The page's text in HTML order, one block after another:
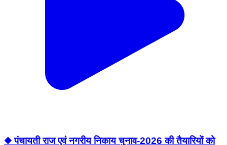
◆ पंचायती राज एवं नगरीय निकाय चुनाव-2026 की तैयारियों को